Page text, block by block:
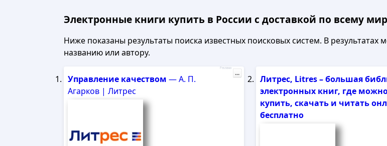
Электронные книги купить в России с доставкой по всему
Ниже показаны результаты поиска известных поисковых систем. В результатах
названию или автору.
Управление качеством — А. П.
Агарков | Литрес
Реклама
...
Литрес, Litres – большая
электронных книг, где
купить, скачать и читать
бесплатно